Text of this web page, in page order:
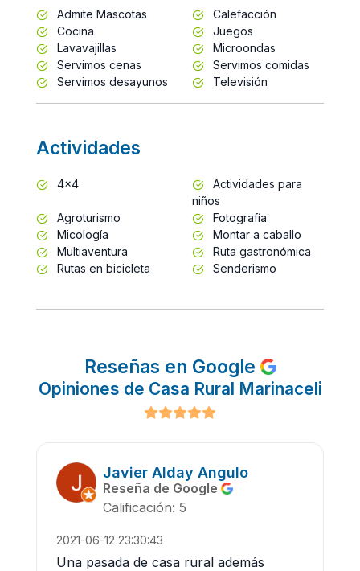
Admite Mascotas
Calefacción
Cocina
Juegos
Lavavajillas
Microondas
Servimos cenas
Servimos comidas
Servimos desayunos
Televisión
Actividades
4x4
Actividades para
niños
Agroturismo
Fotografía
Micología
Montar a caballo
Multiaventura
Ruta gastronómica
Rutas en bicicleta
Senderismo
Reseñas en Google
Opiniones de Casa Rural Marinaceli
Javier Alday Angulo
Reseña de Google
Calificación: 5
2021-06-12 23:30:43
Una pasada de casa rural además